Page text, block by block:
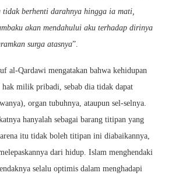
tidak berhenti darahnya hingga ia mati,
akan mendahului aku terhadap dirinya
surga atasnya”.
al-Qardawi mengatakan bahwa kehidupan
hak milik pribadi, sebab dia tidak dapat
organ tubuhnya, ataupun sel-selnya.
hanyalah sebagai barang titipan yang
itu tidak boleh titipan ini diabaikannya,
dari hidup. Islam menghendaki
selalu optimis dalam menghadapi